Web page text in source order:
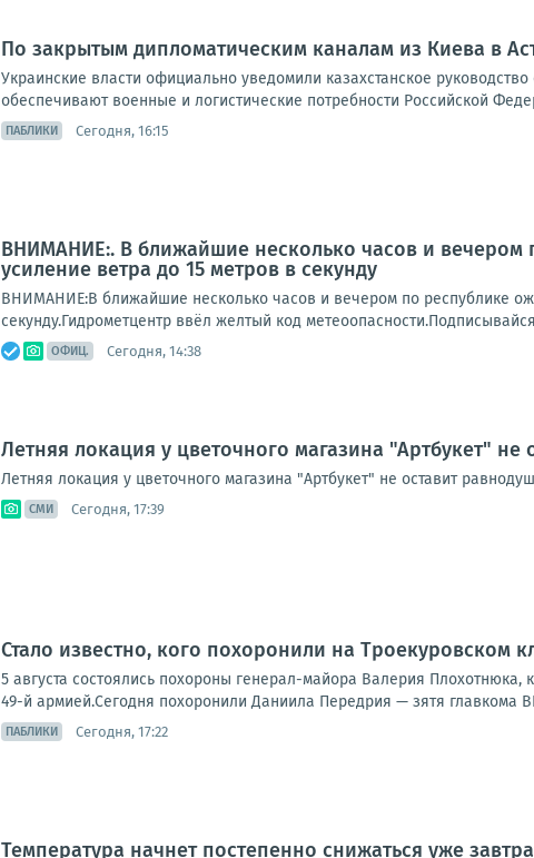
По закрытым дипломатическим каналам из Киева в
Украинские власти официально уведомили казахстанское
обеспечивают военные и логистические потребности Российской
ПАБЛИКИ Сегодня, 16:15
ВНИМАНИЕ:. В ближайшие несколько часов и вечером
усиление ветра до 15 метров в секунду
ВНИМАНИЕ:В ближайшие несколько часов и вечером по республике
секунду.Гидрометцентр ввёл желтый код
ОФИЦ. Сегодня, 14:38
Летняя локация у цветочного магазина "Артбукет"
Летняя локация у цветочного магазина "Артбукет" не оставит
СМИ Сегодня, 17:39
Стало известно, кого похоронили на Троекуровском
5 августа состоялись похороны генерал-майора Валерия
49-й армией.Сегодня похоронили Даниила Передрия — зятя главкома
ПАБЛИКИ Сегодня, 17:22
Температура начнет постепенно снижаться уже